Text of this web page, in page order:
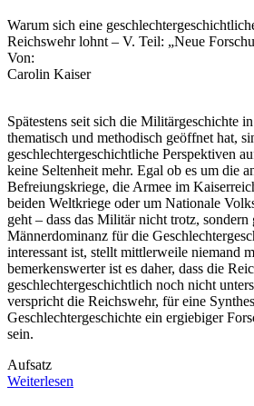
Warum sich eine
Reichswehr lohnt – V. Teil: „Neue
Von:
Carolin Kaiser
Spätestens seit sich die Militärgeschichte
thematisch und methodisch geöffnet hat,
geschlechtergeschichtliche Perspektiven
keine Seltenheit mehr. Egal ob es um die
Befreiungskriege, die Armee im
beiden Weltkriege oder um Nationale
geht – dass das Militär nicht trotz, sondern
Männerdominanz für die
interessant ist, stellt mittlerweile niemand
bemerkenswerter ist es daher, dass die
geschlechtergeschichtlich noch nicht
verspricht die Reichswehr, für eine
Geschlechtergeschichte ein ergiebiger
sein.
Aufsatz
Weiterlesen